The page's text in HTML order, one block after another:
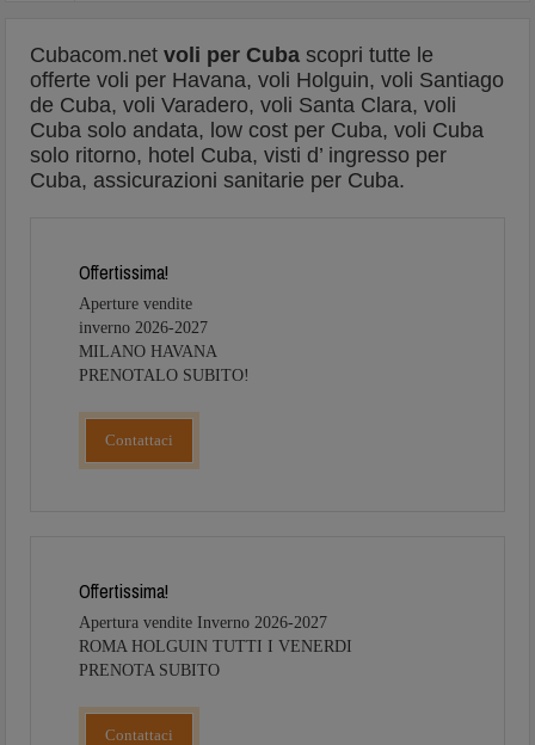
Cubacom.netvoli per Cuba scopri tutte le
offerte voli per Havana, voli Holguin, voli Santiago
de Cuba, voli Varadero, voli Santa Clara, voli
Cuba solo andata, low cost per Cuba, voli Cuba
solo ritorno, hotel Cuba, visti d’ ingresso per
Cuba, assicurazioni sanitarie per Cuba.
Offertissima!
Aperture vendite
inverno 2026-2027
MILANO HAVANA
PRENOTALO SUBITO!
Contattaci
Offertissima!
Apertura vendite Inverno 2026-2027
ROMA HOLGUIN TUTTI I VENERDI
PRENOTA SUBITO
Contattaci